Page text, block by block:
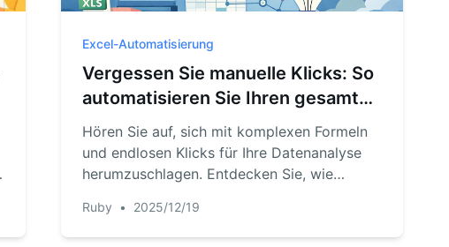
Excel-Automatisierung
Vergessen Sie manuelle Klicks: So
automatisieren Sie Ihren gesamten
Excel-Datenanalyse-Workflow mit
KI
Hören Sie auf, sich mit komplexen Formeln
und endlosen Klicks für Ihre Datenanalyse
herumzuschlagen. Entdecken Sie, wie
ermöglicht, mit Ihren Daten zu chatten, um
in Sekundenschnelle Berichte, Pivot-Tabellen
Ruby • 2025/12/19